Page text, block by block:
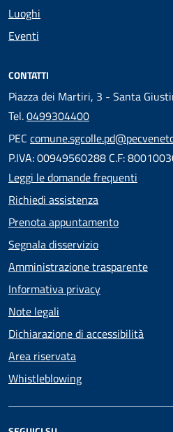
Luoghi
Eventi
CONTATTI
Piazza dei Martiri, 3 - Santa
Tel.0499304400
PEC
P.IVA: 00949560288 C.F:
Leggi le domande frequenti
Richiedi assistenza
Prenota appuntamento
Segnala disservizio
Amministrazione trasparente
Informativa privacy
Note legali
Dichiarazione di accessibilità
Area riservata
Whistleblowing